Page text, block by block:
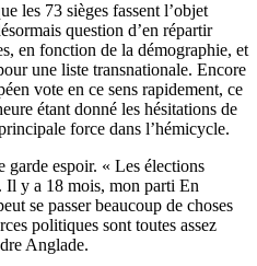
les 73 sièges fassent l’objet
question d’en répartir
en fonction de la démographie, et
une liste transnationale. Encore
vote en ce sens rapidement, ce
étant donné les hésitations de
force dans l’hémicycle.
garde espoir. « Les élections
Il y a 18 mois, mon parti En
se passer beaucoup de choses
politiques sont toutes assez
Anglade.